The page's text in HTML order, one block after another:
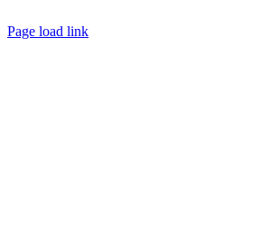
Page load link